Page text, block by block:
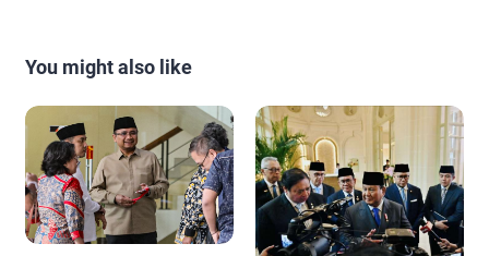
You might also like